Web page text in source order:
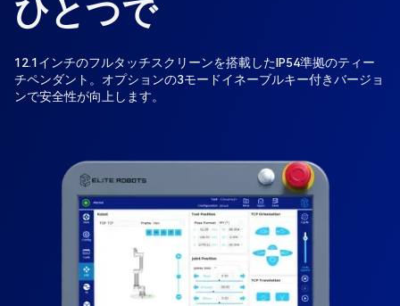
ひとつで
12.1インチのフルタッチスクリーンを搭載したIP54準拠のティー
チペンダント。オプションの3モードイネーブルキー付きバージョ
ンで安全性が向上します。